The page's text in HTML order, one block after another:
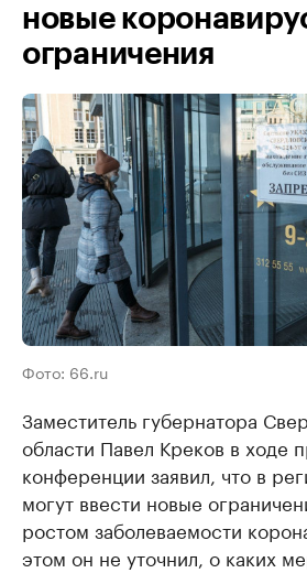
новые
ограничения
Фото: 66.ru
Заместитель губернатора
области Павел Креков в ходе
конференции заявил, что в
могут ввести новые
ростом заболеваемости
этом он не уточнил, о каких